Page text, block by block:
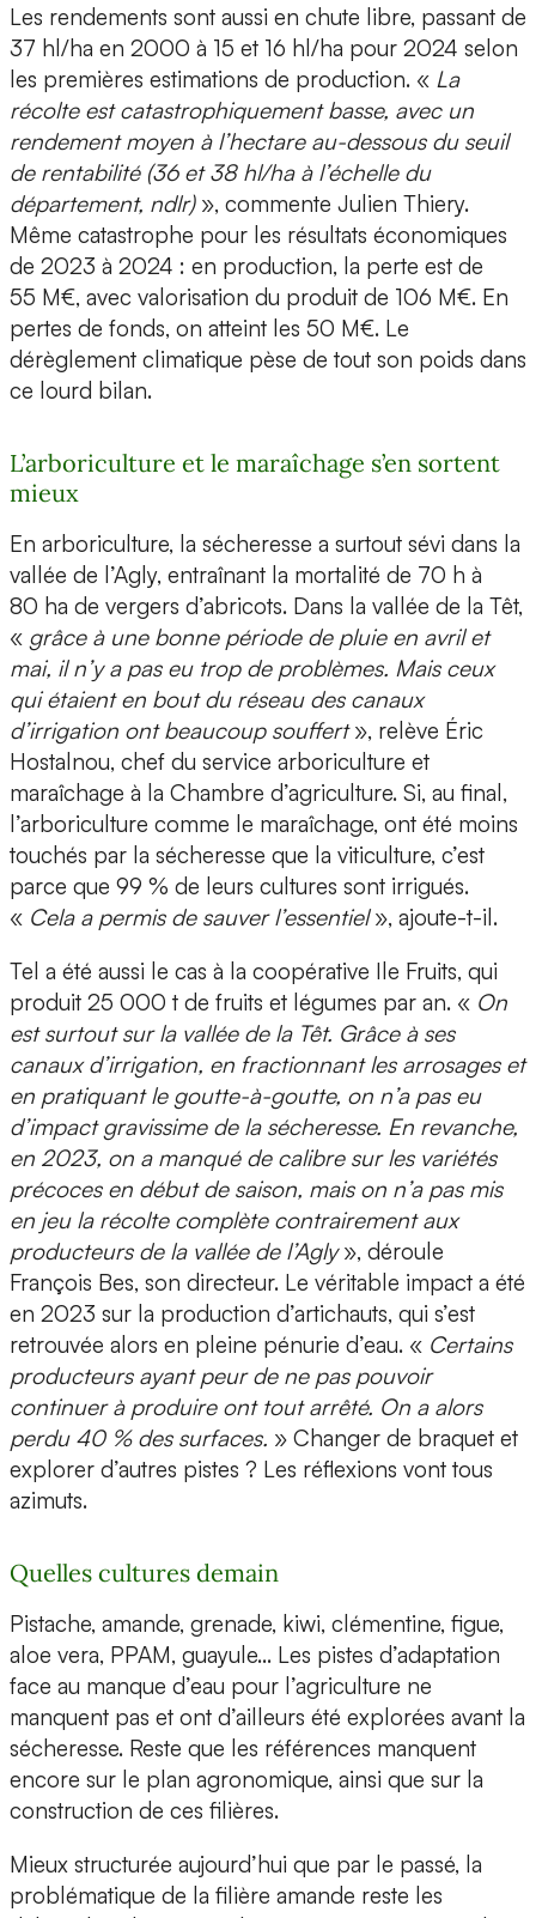
Les rendements sont aussi en chute libre, passant de
37 hl/ha en 2000 à 15 et 16 hl/ha pour 2024 selon
les premières estimations de production. « La
récolte est catastrophiquement basse, avec un
rendement moyen à l’hectare au-dessous du seuil
de rentabilité (36 et 38 hl/ha à l’échelle du
département, ndlr)», commente Julien Thiery.
Même catastrophe pour les résultats économiques
de 2023 à 2024 : en production, la perte est de
55 M€, avec valorisation du produit de 106 M€. En
pertes de fonds, on atteint les 50 M€. Le
dérèglement climatique pèse de tout son poids dans
ce lourd bilan.
L’arboriculture et le maraîchage s’en sortent
mieux
En arboriculture, la sécheresse a surtout sévi dans la
vallée de l’Agly, entraînant la mortalité de 70 h à
80 ha de vergers d’abricots. Dans la vallée de la Têt,
« grâce à une bonne période de pluie en avril et
mai, il n’y a pas eu trop de problèmes. Mais ceux
qui étaient en bout du réseau des canaux
d’irrigation ont beaucoup souffert», relève Éric
Hostalnou, chef du service arboriculture et
maraîchage à la Chambre d’agriculture. Si, au final,
l’arboriculture comme le maraîchage, ont été moins
touchés par la sécheresse que la viticulture, c’est
parce que 99 % de leurs cultures sont irrigués.
« Cela a permis de sauver l’essentiel», ajoute-t-il.
Tel a été aussi le cas à la coopérative Ile Fruits, qui
produit 25 000 t de fruits et légumes par an. « On
est surtout sur la vallée de la Têt. Grâce à ses
canaux d’irrigation, en fractionnant les arrosages et
en pratiquant le goutte-à-goutte, on n’a pas eu
d’impact gravissime de la sécheresse. En revanche,
en 2023, on a manqué de calibre sur les variétés
précoces en début de saison, mais on n’a pas mis
en jeu la récolte complète contrairement aux
producteurs de la vallée de l’Agly», déroule
François Bes, son directeur. Le véritable impact a été
en 2023 sur la production d’artichauts, qui s’est
retrouvée alors en pleine pénurie d’eau. « Certains
producteurs ayant peur de ne pas pouvoir
continuer à produire ont tout arrêté. On a alors
perdu 40 % des surfaces. » Changer de braquet et
explorer d’autres pistes ? Les réflexions vont tous
azimuts.
Quelles cultures demain
Pistache, amande, grenade, kiwi, clémentine, figue,
aloe vera, PPAM, guayule… Les pistes d’adaptation
face au manque d’eau pour l’agriculture ne
manquent pas et ont d’ailleurs été explorées avant la
sécheresse. Reste que les références manquent
encore sur le plan agronomique, ainsi que sur la
construction de ces filières.
Mieux structurée aujourd’hui que par le passé, la
problématique de la filière amande reste les